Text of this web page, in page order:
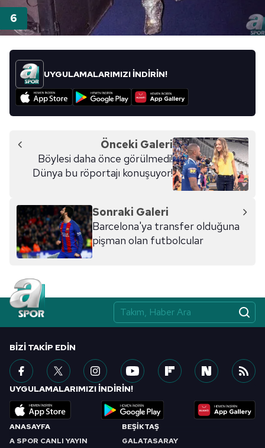
UYGULAMALARIMIZI İNDİRİN!
Önceki Galeri
Böylesi daha önce görülmedi!
Dünya bu röportajı konuşuyor!
Sonraki Galeri
Barcelona'ya transfer olduğuna
pişman olan futbolcular
ANASAYFA
A SPOR CANLI YAYIN
BEŞİKTAŞ
GALATASARAY
BIZI TAKIP EDIN
UYGULAMALARIMIZI İNDİRİN!